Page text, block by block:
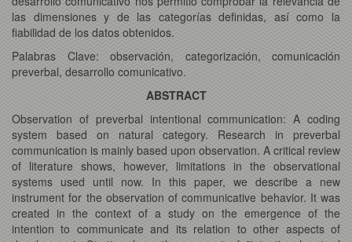
las dimensiones y de las categorías definidas, así como la
fiabilidad de los datos obtenidos.
Palabras Clave: observación, categorización, comunicación
preverbal, desarrollo comunicativo.
ABSTRACT
Observation of preverbal intentional communication: A coding
system based on natural category. Research in preverbal
communication is mainly based upon observation. A critical review
of literature shows, however, limitations in the observational
systems used until now. In this paper, we describe a new
instrument for the observation of communicative behavior. It was
created in the context of a study on the emergence of the
intention to communicate and its relation to other aspects of